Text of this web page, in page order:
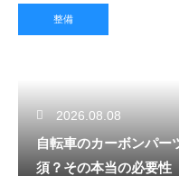
整備
2026.08.08
自転車のカーボンパー
須？その本当の必要性